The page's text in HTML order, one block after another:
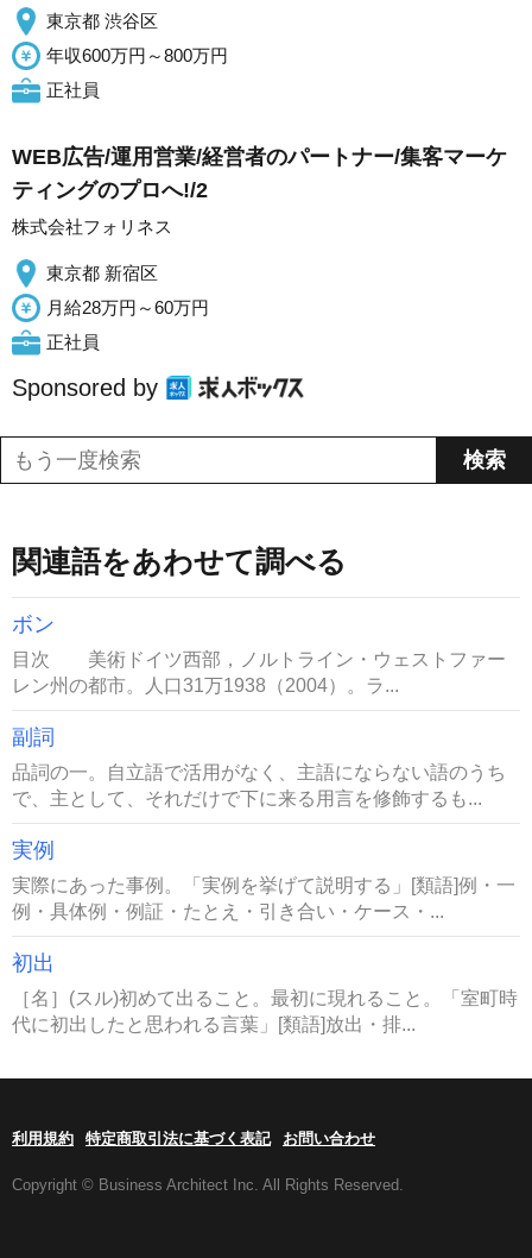
東京都 渋谷区
年収600万円～800万円
正社員
WEB広告/運用営業/経営者のパートナー/集客マーケ
ティングのプロへ!/2
株式会社フォリネス
東京都 新宿区
月給28万円～60万円
正社員
Sponsored by
関連語をあわせて調べる
ボン
目次 美術ドイツ西部，ノルトライン・ウェストファー
レン州の都市。人口31万1938（2004）。ラ...
副詞
品詞の一。自立語で活用がなく、主語にならない語のうち
で、主として、それだけで下に来る用言を修飾するも...
実例
実際にあった事例。「実例を挙げて説明する」[類語]例・一
例・具体例・例証・たとえ・引き合い・ケース・...
初出
［名］(スル)初めて出ること。最初に現れること。「室町時
代に初出したと思われる言葉」[類語]放出・排...
利用規約 特定商取引法に基づく表記 お問い合わせ
Copyright © Business Architect Inc. All Rights Reserved.